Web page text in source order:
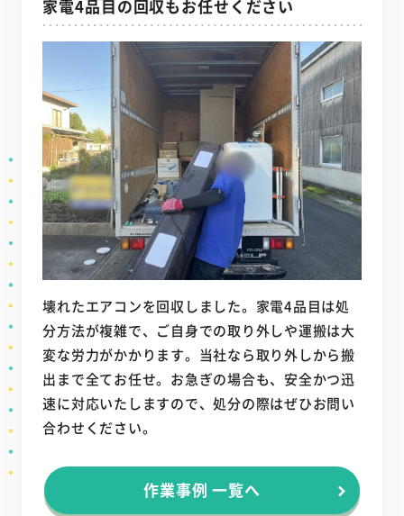
家電4品目の回収もお任せください
壊れたエアコンを回収しました。家電4品目は処
分方法が複雑で、ご自身での取り外しや運搬は大
変な労力がかかります。当社なら取り外しから搬
出まで全てお任せ。お急ぎの場合も、安全かつ迅
速に対応いたしますので、処分の際はぜひお問い
合わせください。
作業事例 一覧へ